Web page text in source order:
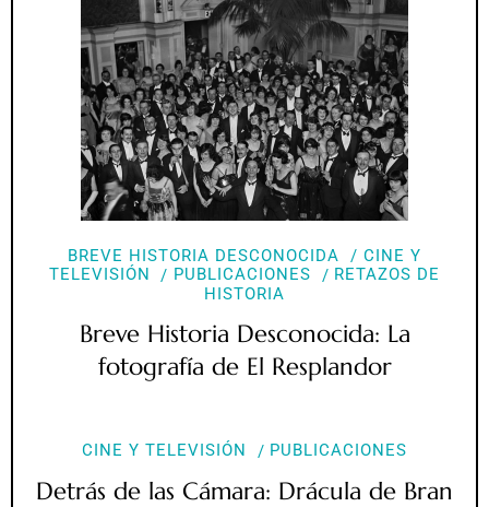
BREVE HISTORIA DESCONOCIDA
CINE Y
TELEVISIÓN
PUBLICACIONES
RETAZOS DE
HISTORIA
Breve Historia Desconocida: La
fotografía de El Resplandor
CINE Y TELEVISIÓN PUBLICACIONES
Detrás de las Cámara: Drácula de Bran